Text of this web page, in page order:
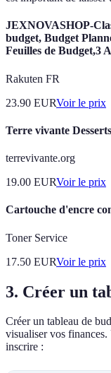
JEXNOVASHOP-
budget, Budget
Feuilles de Budget,3
Rakuten FR
23.90 EURVoir le prix
Terre vivante
terrevivante.org
19.00 EURVoir le prix
Cartouche d'encre
Toner Service
17.50 EURVoir le prix
3. Créer un
Créer un tableau de
visualiser vos
inscrire :